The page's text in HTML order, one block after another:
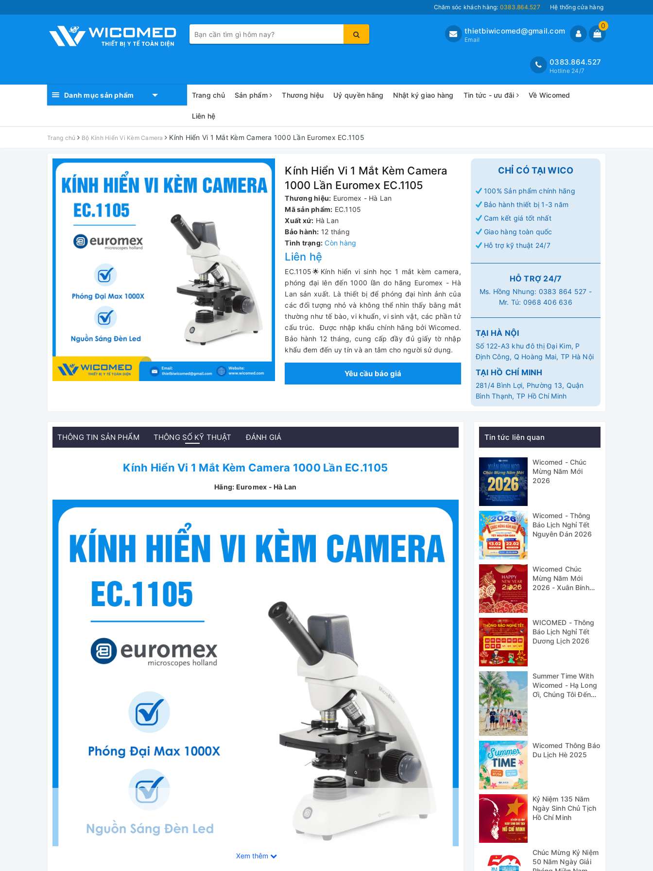
Chăm sóc khách hàng: 0383.864.527 Hệ thống cửa hàng
0
thietbiwicomed@gmail.com
Email
0383.864.527
Hotline 24/7
Danh mục sản phẩm Trang chủ Sản phẩm Thương hiệu Uỷ quyền hãng Nhật ký giao hàng Tin tức - ưu đãi Về Wicomed
Liên hệ
Trang chủ Bộ Kính Hiển Vi Kèm Camera Kính Hiển Vi 1 Mắt Kèm Camera 1000 Lần Euromex EC.1105
Kính Hiển Vi 1 Mắt Kèm Camera
1000 Lần Euromex EC.1105
Thương hiệu: Euromex - Hà Lan
Mã sản phẩm: EC.1105
Xuất xứ: Hà Lan
Bảo hành: 12 tháng
Tình trạng: Còn hàng
Liên hệ
EC.1105🌟Kính hiển vi sinh học 1 mắt kèm camera,
phóng đại lên đến 1000 lần do hãng Euromex - Hà
Lan sản xuất. Là thiết bị để phóng đại hình ảnh của
các đối tượng nhỏ và không thể nhìn thấy bằng mắt
thường như tế bào, vi khuẩn, vi sinh vật, các phần tử
cấu trúc.
Được nhập khẩu chính hãng bởi Wicomed.
Bảo hành 12 tháng, cung cấp đầy đủ giấy tờ nhập
khẩu đem đến uy tín và an tâm cho người sử dụng.
Yêu cầu báo giá
CHỈ CÓ TẠI WICO
100% Sản phẩm chính hãng
Bảo hành thiết bị 1-3 năm
Cam kết giá tốt nhất
Giao hàng toàn quốc
Hỗ trợ kỹ thuật 24/7
HỖ TRỢ 24/7
Ms. Hồng Nhung: 0383 864 527 -
Mr. Tú: 0968 406 636
TẠI HÀ NỘI
Số 122-A3 khu đô thị Đại Kim, P
Định Công, Q Hoàng Mai, TP Hà Nội
TẠI HỒ CHÍ MINH
281/4 Bình Lợi, Phường 13, Quận
Bình Thạnh, TP Hồ Chí Minh
THÔNG TIN SẢN PHẨM THÔNG SỐ KỸ THUẬT ĐÁNH GIÁ
Kính Hiển Vi 1 Mắt Kèm Camera 1000 Lần EC.1105
Hãng: Euromex - Hà Lan
Xem thêm
Tin tức liên quan
Wicomed - Chúc
Mừng Năm Mới
2026
Wicomed - Thông
Báo Lịch Nghỉ Tết
Nguyên Đán 2026
Wicomed Chúc
Mừng Năm Mới
2026 - Xuân Bính
WICOMED - Thông
Báo Lịch Nghỉ Tết
Dương Lịch 2026
Summer Time With
Wicomed - Hạ Long
Ơi, Chúng Tôi Đến
Wicomed Thông Báo
Du Lịch Hè 2025
Kỷ Niệm 135 Năm
Ngày Sinh Chủ Tịch
Hồ Chí Minh
Chúc Mừng Kỷ Niệm
50 Năm Ngày Giải